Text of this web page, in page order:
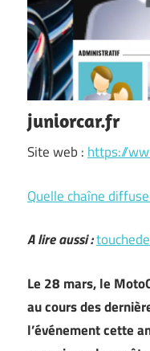
juniorcar.fr
Site web : https://
Quelle chaîne
A lire aussi :
Le 28 mars, le
au cours des
l’événement cette